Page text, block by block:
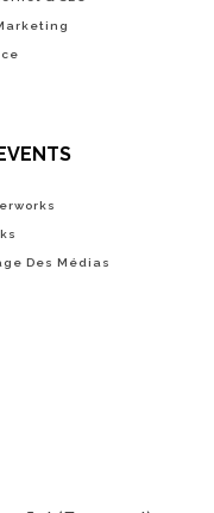
Des Médias